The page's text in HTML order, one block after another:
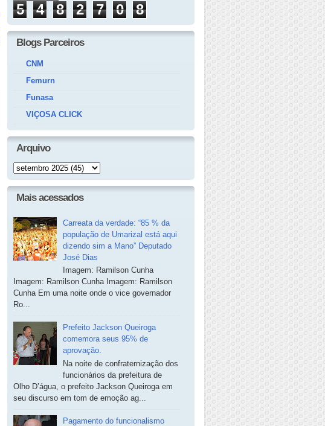
5 4 8 2 7 0 8
Blogs Parceiros
CNM
Femurn
Funasa
VIÇOSA CLICK
Arquivo
Mais acessados
Carreata da verdade: “85 % da
população de Umarizal está aqui
dizendo sim a Mano” Deputado
José Dias
Imagem: Ramilson Cunha
Imagem: Ramilson Cunha Imagem: Ramilson
Cunha Em uma noite onde o vice governador
Ro...
Prefeito Jackson Queiroga
comemora seus 95% de
aprovação.
Na noite de confraternização dos
funcionários da prefeitura de
Olho D’água, o prefeito Jackson Queiroga em
seu discurso em tom de emoção ag...
Pagamento do funcionalismo